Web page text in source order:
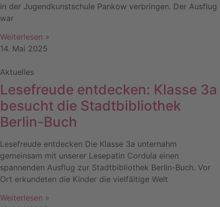
in der Jugendkunstschule Pankow verbringen. Der Ausflug
war
Weiterlesen »
14. Mai 2025
Aktuelles
Lesefreude entdecken: Klasse 3a
besucht die Stadtbibliothek
Berlin-Buch
Lesefreude entdecken Die Klasse 3a unternahm
gemeinsam mit unserer Lesepatin Cordula einen
spannenden Ausflug zur Stadtbibliothek Berlin-Buch. Vor
Ort erkundeten die Kinder die vielfältige Welt
Weiterlesen »